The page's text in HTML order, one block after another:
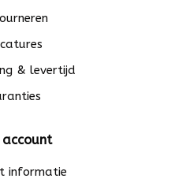
& levertijd
account
informatie